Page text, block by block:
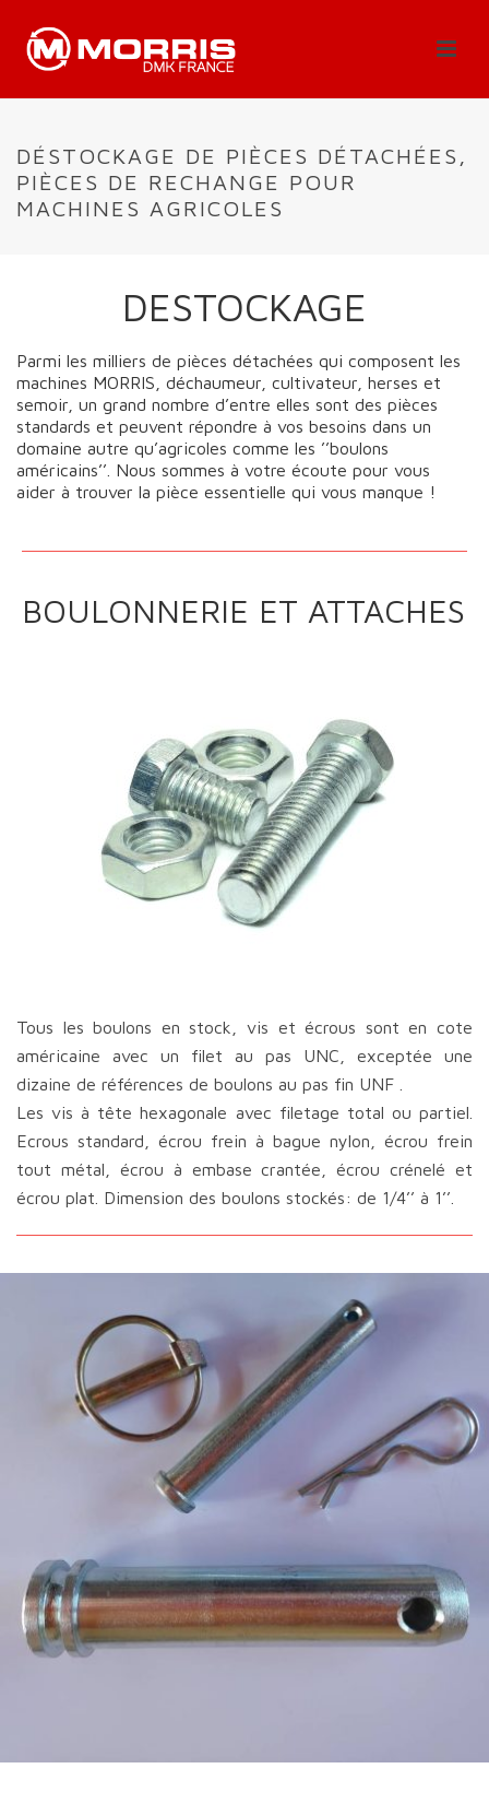
DÉSTOCKAGE DE PIÈCES DÉTACHÉES,
PIÈCES DE RECHANGE POUR
MACHINES AGRICOLES
DESTOCKAGE
Parmi les milliers de pièces détachées qui composent les
machines MORRIS, déchaumeur, cultivateur, herses et
semoir, un grand nombre d’entre elles sont des pièces
standards et peuvent répondre à vos besoins dans un
domaine autre qu’agricoles comme les ’’boulons
américains’’. Nous sommes à votre écoute pour vous
aider à trouver la pièce essentielle qui vous manque !
BOULONNERIE ET ATTACHES
Tous les boulons en stock, vis et écrous sont en cote
américaine avec un filet au pas UNC, exceptée une
dizaine de références de boulons au pas fin UNF .
Les vis à tête hexagonale avec filetage total ou partiel.
Ecrous standard, écrou frein à bague nylon, écrou frein
tout métal, écrou à embase crantée, écrou crénelé et
écrou plat. Dimension des boulons stockés: de 1/4’’ à 1’’.